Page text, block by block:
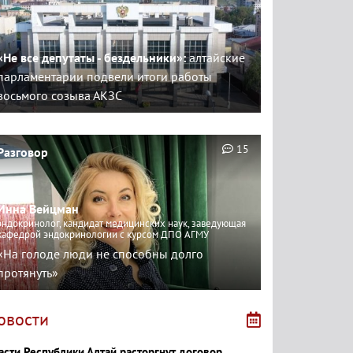
все депутаты - бездельники»:алтайские
подвели итоги работы
созыва АКЗС
Вейцман
кандидат медицинских наук, заведующая
эндокринологии с курсом ДПО АГМУ
голоде люди не способны долго
15